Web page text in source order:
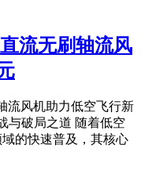
流无刷轴流风
流风机助力低空飞行新
与破局之道 随着低空
的快速普及，其核心